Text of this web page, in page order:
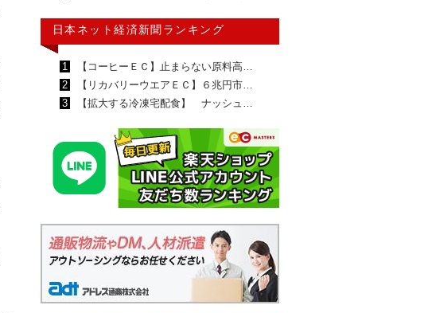
日本ネット経済新聞ランキング
1
【コーヒーＥＣ】止まらない原料高…
2
【リカバリーウエアＥＣ】６兆円市…
3
【拡大する冷凍宅配食】 ナッシュ…